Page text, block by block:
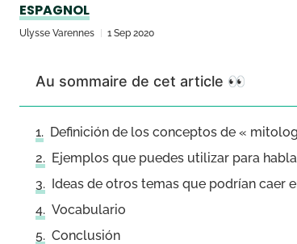
ESPAGNOL
Ulysse Varennes 1 Sep 2020
Au sommaire de cet article 👀
Definición de los conceptos de «
Ejemplos que puedes utilizar para
Ideas de otros temas que podrían caer
Vocabulario
Conclusión